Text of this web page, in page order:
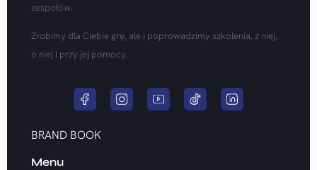
zespołów.
Zrobimy dla Ciebie grę, ale i poprowadzimy szkolenia, z niej,
o niej i przy jej pomocy.
BRAND BOOK
Menu